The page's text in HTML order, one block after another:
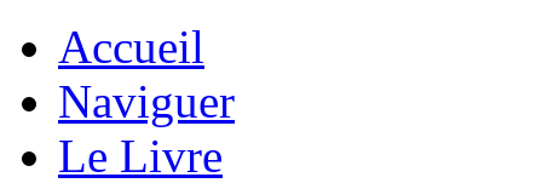
Accueil
Naviguer
Le Livre